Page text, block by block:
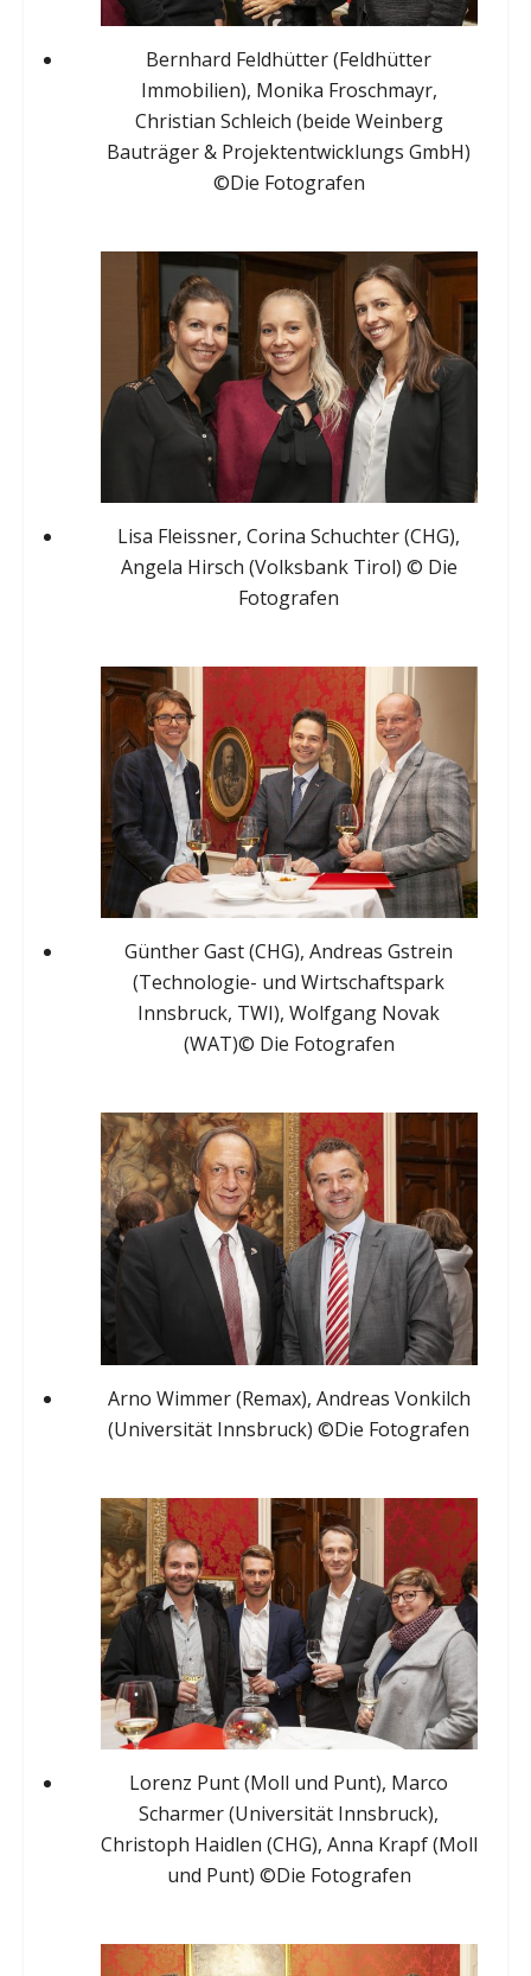
Bernhard Feldhütter (Feldhütter
Immobilien), Monika Froschmayr,
Christian Schleich (beide Weinberg
Bauträger & Projektentwicklungs GmbH)
©Die Fotografen
Lisa Fleissner, Corina Schuchter (CHG),
Angela Hirsch (Volksbank Tirol) © Die
Fotografen
Günther Gast (CHG), Andreas Gstrein
(Technologie- und Wirtschaftspark
Innsbruck, TWI), Wolfgang Novak
(WAT)© Die Fotografen
Arno Wimmer (Remax), Andreas Vonkilch
(Universität Innsbruck) ©Die Fotografen
Lorenz Punt (Moll und Punt), Marco
Scharmer (Universität Innsbruck),
Christoph Haidlen (CHG), Anna Krapf (Moll
und Punt) ©Die Fotografen